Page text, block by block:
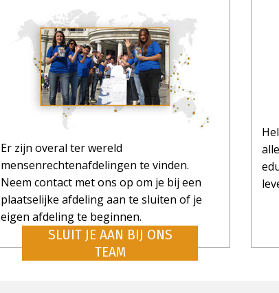
Er zijn overal ter wereld
mensenrechtenafdelingen te vinden.
Neem contact met ons op om je bij een
plaatselijke afdeling aan te sluiten of je
eigen afdeling te beginnen.
SLUIT JE AAN BIJ ONS
TEAM